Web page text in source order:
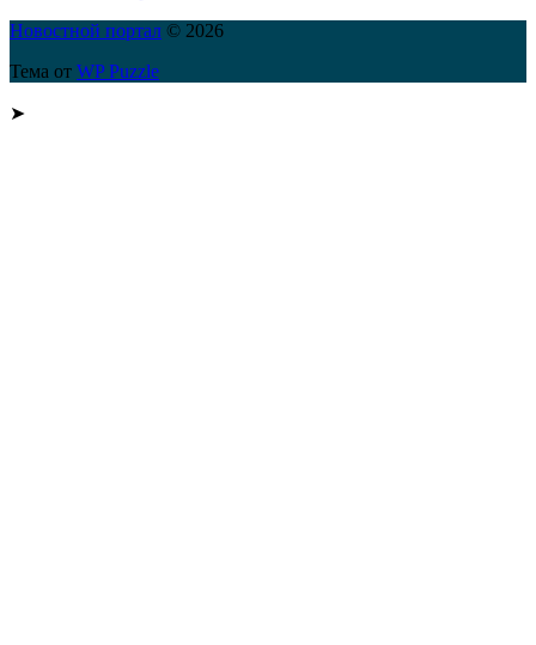
Новостной портал © 2026
Тема от WP Puzzle
➤